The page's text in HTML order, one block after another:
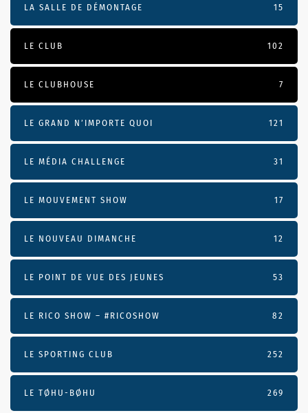
LA SALLE DE DÉMONTAGE 15
LE CLUB 102
LE CLUBHOUSE 7
LE GRAND N’IMPORTE QUOI 121
LE MÉDIA CHALLENGE 31
LE MOUVEMENT SHOW 17
LE NOUVEAU DIMANCHE 12
LE POINT DE VUE DES JEUNES 53
LE RICO SHOW – #RICOSHOW 82
LE SPORTING CLUB 252
LE TØHU-BØHU 269